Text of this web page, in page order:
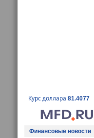
Курс доллара 81.4077
Финансовые новости